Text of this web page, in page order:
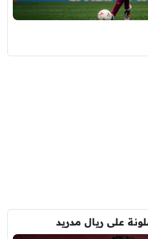
على ريال مدريد